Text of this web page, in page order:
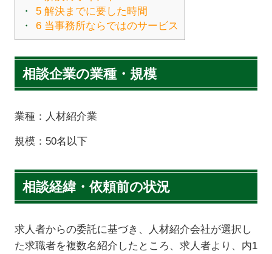
5解決までに要した時間
6当事務所ならではのサービス
相談企業の業種・規模
業種：人材紹介業
規模：50名以下
相談経緯・依頼前の状況
求人者からの委託に基づき、人材紹介会社が選択し
た求職者を複数名紹介したところ、求人者より、内1